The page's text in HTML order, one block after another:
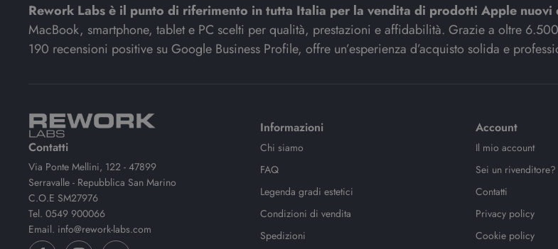
Rework Labs è il punto di riferimento in tutta Italia per la vendita di prodotti Apple nuovi
MacBook, smartphone, tablet e PC scelti per qualità, prestazioni e affidabilità. Grazie a oltre
190 recensioni positive su Google Business Profile, offre un’esperienza d’acquisto solida e
Contatti
Via Ponte Mellini, 122 - 47899
Serravalle - Repubblica San Marino
C.O.E SM27976
Tel.0549 900066
Email. info@rework-labs.com
Informazioni
Chi siamo
FAQ
Legenda gradi estetici
Condizioni di vendita
Spedizioni
Account
Il mio account
Sei un rivenditore?
Contatti
Privacy policy
Cookie policy